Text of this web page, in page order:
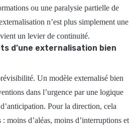
ou une paralysie partielle de
n’est plus simplement une
un levier de continuité.
d’une externalisation bien
Un modèle externalisé bien
dans l’urgence par une logique
Pour la direction, cela
moins d’aléas, moins d’interruptions et